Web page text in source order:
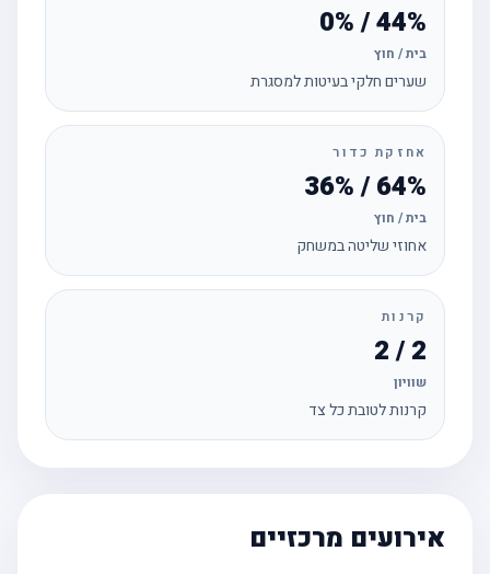
44% / 0%
בית / חוץ
שערים חלקי בעיטות למסגרת
אחזקת כדור
64% / 36%
בית / חוץ
אחוזי שליטה במשחק
קרנות
שוויון
קרנות לטובת כל צד
אירועים מרכזיים